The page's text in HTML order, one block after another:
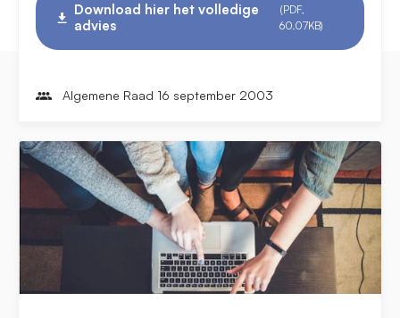
Download hier het volledige
advies
(PDF,
60.07KB)
Algemene Raad 16 september 2003